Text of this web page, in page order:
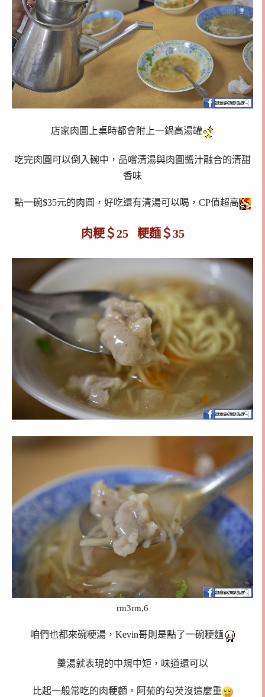
店家肉圓上桌時都會附上一鍋高湯罐
吃完肉圓可以倒入碗中，品嚐清湯與肉圓醬汁融合的清甜
香味
點一碗$35元的肉圓，好吃還有清湯可以喝，CP值超高
肉粳＄25 粳麵＄35
rm3rm,6
咱們也都來碗粳湯，Kevin哥則是點了一碗粳麵
羹湯就表現的中規中矩，味道還可以
比起一般常吃的肉粳麵，阿菊的勾芡沒這麼重